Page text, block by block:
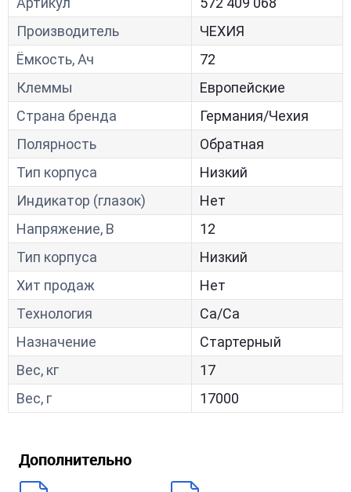
Производитель
ЧЕХИЯ
Ёмкость, Ач
72
Клеммы
Европейские
Страна бренда
Германия/Чехия
Полярность
Обратная
Тип корпуса
Низкий
Индикатор (глазок)
Нет
Напряжение, В
12
Тип корпуса
Низкий
Хит продаж
Нет
Технология
Са/Са
Назначение
Стартерный
Вес, кг
17
Вес, г
17000
Дополнительно